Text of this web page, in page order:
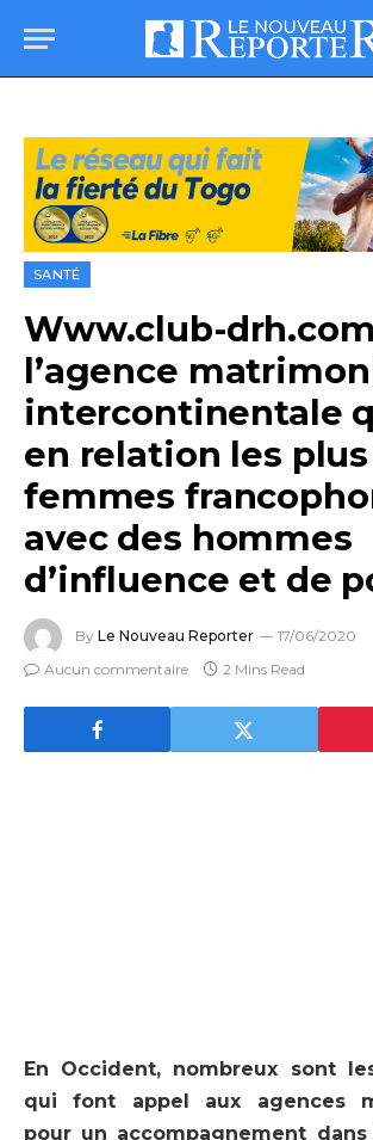
SANTÉ
Www.club-
l’agence
intercontinentale
en relation les
femmes
avec des hommes
d’influence et de
By Le Nouveau Reporter
17/06/2020
Aucun commentaire
2 Mins Read
En Occident, nombreux sont
qui font appel aux agences
pour un accompagnement